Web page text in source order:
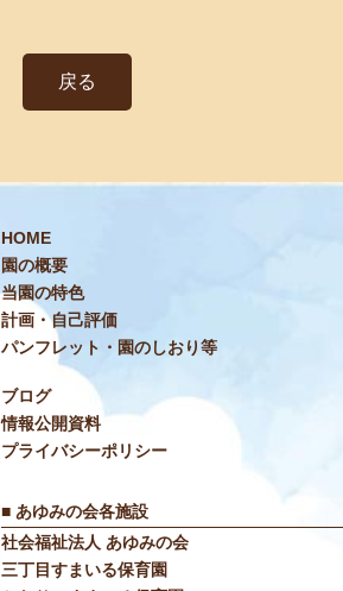
戻る
HOME
園の概要
当園の特色
計画・自己評価
パンフレット・園のしおり等
ブログ
情報公開資料
プライバシーポリシー
■ あゆみの会各施設
社会福祉法人 あゆみの会
三丁目すまいる保育園